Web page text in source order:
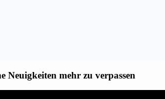
Neuigkeiten mehr zu verpassen